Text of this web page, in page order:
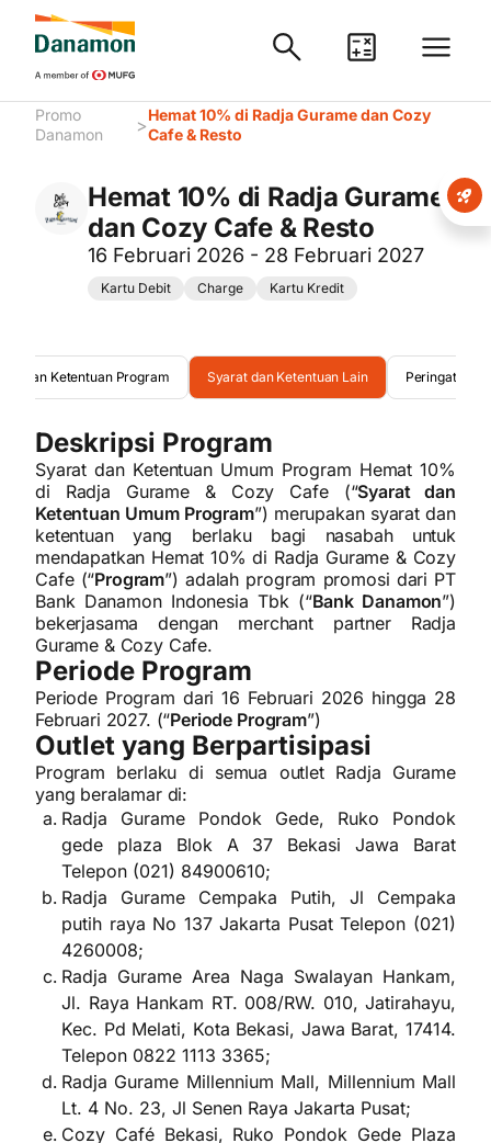
Promo
Danamon
>Hemat 10% di Radja Gurame dan Cozy
Cafe & Resto
Hemat 10% di Radja Gurame
dan Cozy Cafe & Resto
16 Februari 2026 - 28 Februari 2027
Kartu Debit Charge Kartu Kredit
dan Ketentuan Program Syarat dan Ketentuan Lain Peringatan
Deskripsi Program
Syarat dan Ketentuan Umum Program Hemat 10%
di Radja Gurame & Cozy Cafe (“Syarat dan
Ketentuan Umum Program”) merupakan syarat dan
ketentuan yang berlaku bagi nasabah untuk
mendapatkan Hemat 10% di Radja Gurame & Cozy
Cafe (“Program”) adalah program promosi dari PT
Bank Danamon Indonesia Tbk (“Bank Danamon”)
bekerjasama dengan merchant partner Radja
Gurame & Cozy Cafe.
Periode Program
Periode Program dari 16 Februari 2026 hingga 28
Februari 2027. (“Periode Program”)
Outlet yang Berpartisipasi
Program berlaku di semua outlet Radja Gurame
yang beralamar di:
Radja Gurame Pondok Gede, Ruko Pondok
gede plaza Blok A 37 Bekasi Jawa Barat
Telepon (021) 84900610;
Radja Gurame Cempaka Putih, Jl Cempaka
putih raya No 137 Jakarta Pusat Telepon (021)
4260008;
Radja Gurame Area Naga Swalayan Hankam,
Jl. Raya Hankam RT. 008/RW. 010, Jatirahayu,
Kec. Pd Melati, Kota Bekasi, Jawa Barat, 17414.
Telepon 0822 1113 3365;
Radja Gurame Millennium Mall, Millennium Mall
Lt. 4 No. 23, Jl Senen Raya Jakarta Pusat;
Cozy Café Bekasi, Ruko Pondok Gede Plaza